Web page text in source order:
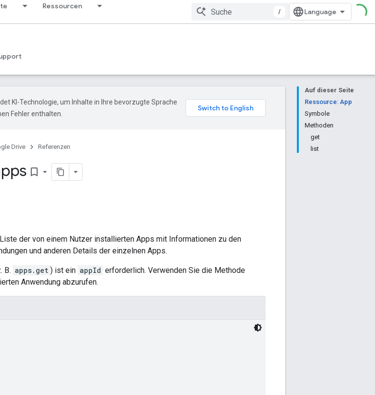
Ressourcen
/
Auf dieser Seite
Ressource: App
Symbole
Methoden
get
list
KI-Technologie, um Inhalte in Ihre bevorzugte Sprache
Fehler enthalten.
Drive Referenzen
bookmark_border
der von einem Nutzer installierten Apps mit Informationen zu den
und anderen Details der einzelnen Apps.
B. apps.get ) ist ein appId erforderlich. Verwenden Sie die Methode
Anwendung abzurufen.